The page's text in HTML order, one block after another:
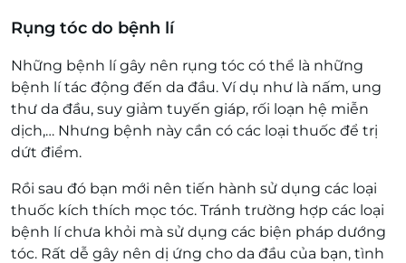
Rụng tóc do bệnh lí
Những bệnh lí gây nên rụng tóc có thể là những
bệnh lí tác động đến da đầu. Ví dụ như là nấm, ung
thư da đầu, suy giảm tuyến giáp, rối loạn hệ miễn
dịch,… Nhưng bệnh này cần có các loại thuốc để trị
dứt điểm.
Rồi sau đó bạn mới nên tiến hành sử dụng các loại
thuốc kích thích mọc tóc. Tránh trường hợp các loại
bệnh lí chưa khỏi mà sử dụng các biện pháp dướng
tóc. Rất dễ gây nên dị ứng cho da đầu của bạn, tình